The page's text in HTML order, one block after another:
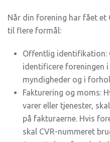
Når din forening har fået et
til flere formål:
Offentlig identifikation:
identificere foreningen
myndigheder og i
Fakturering og moms:
varer eller tjenester,
på fakturaerne. Hvis
skal CVR-nummeret